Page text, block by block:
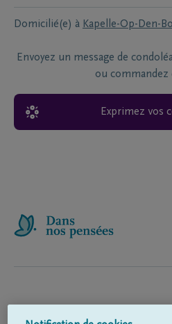
Domicilié(e) à Kapelle-Op-Den-
Envoyez un message de
ou commandez
Exprimez vos